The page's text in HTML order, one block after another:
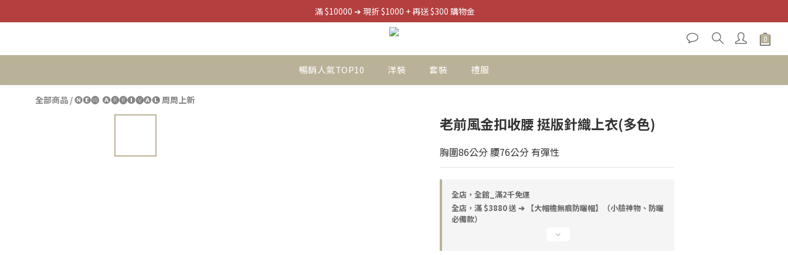
滿 $3880 送 ➔ 【大帽檐無痕防曬帽】
滿 $3880 送 ➔ 【大帽檐無痕防曬帽】
暢銷人氣TOP10 洋裝 套裝 禮服
全部商品 /🅝🅔🅦 ​ 🅐🅡🅡🅘🅥🅐🅛 周周上新
老前風金扣收腰 挺版針織上衣(多色)
胸圍86公分 腰76公分 有彈性
全店，全館_滿2千免運
全店，滿 $3880 送 ➔ 【大帽檐無痕防曬帽】（小臉神物、防曬
必備款）